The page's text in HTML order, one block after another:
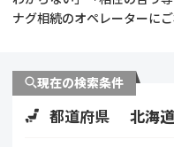
ナグ相続のオペレーターにご
現在の検索条件
都道府県 北海道